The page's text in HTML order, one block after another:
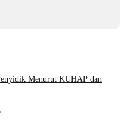
Menurut KUHAP dan